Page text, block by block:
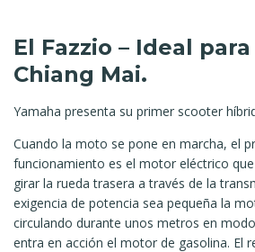
El Fazzio – Ideal
Chiang Mai.
Yamaha presenta su primer scooter
Cuando la moto se pone en marcha, el
funcionamiento es el motor eléctrico
girar la rueda trasera a través de la
exigencia de potencia sea pequeña la
circulando durante unos metros en
entra en acción el motor de gasolina. El